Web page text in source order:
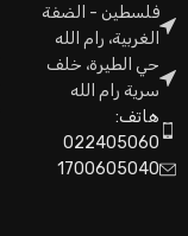
فلسطين - الضفة
الغربية، رام الله
حي الطيرة، خلف
سرية رام الله
هاتف:
022405060
1700605040